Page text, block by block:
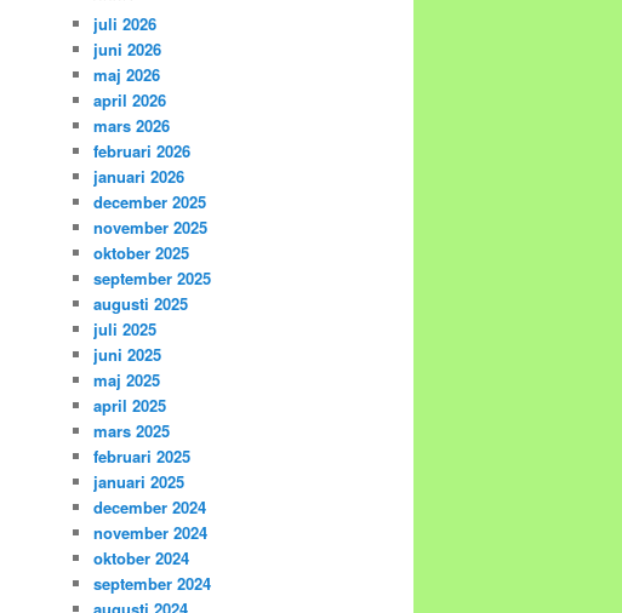
juli 2026
juni 2026
maj 2026
april 2026
mars 2026
februari 2026
januari 2026
december 2025
november 2025
oktober 2025
september 2025
augusti 2025
juli 2025
juni 2025
maj 2025
april 2025
mars 2025
februari 2025
januari 2025
december 2024
november 2024
oktober 2024
september 2024